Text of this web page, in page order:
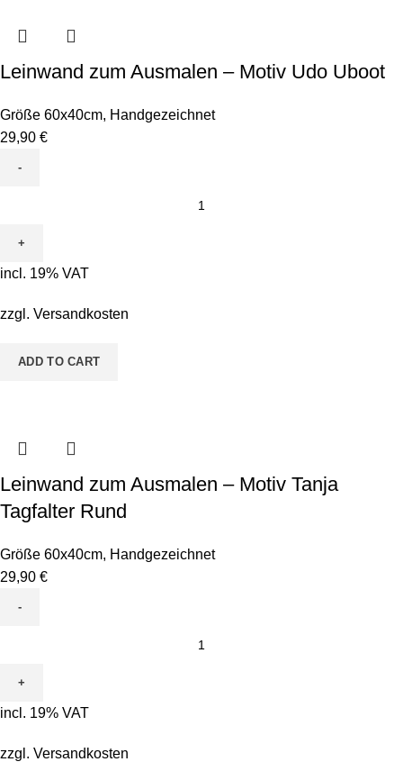
Leinwand zum Ausmalen – Motiv Udo Uboot
Größe 60x40cm, Handgezeichnet
29,90 €
Ausmalen
-
Udo
quantity
incl. 19% VAT
zzgl. Versandkosten
ADD TO CART
Leinwand zum Ausmalen – Motiv Tanja
Tagfalter Rund
Größe 60x40cm, Handgezeichnet
29,90 €
Ausmalen
-
Tanja
incl. 19% VAT
zzgl. Versandkosten